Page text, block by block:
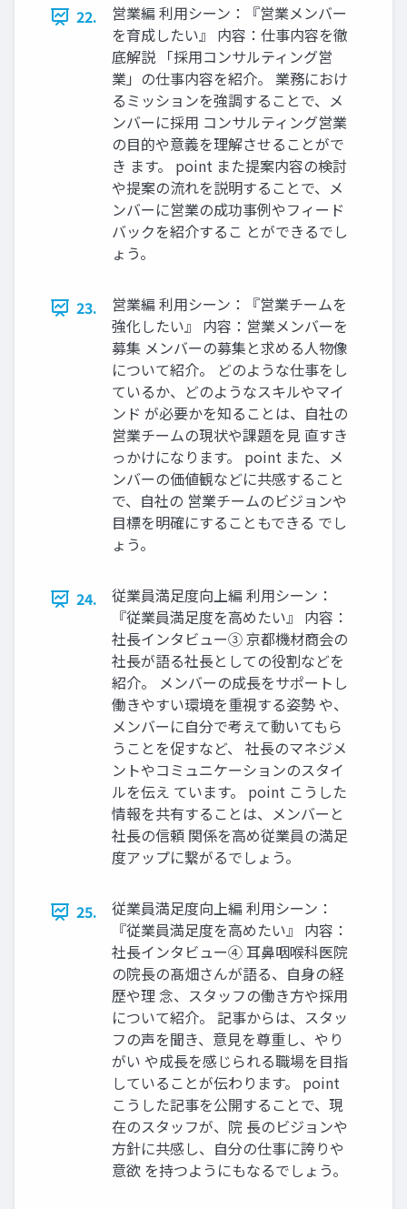
22.
営業編 利⽤シーン：『営業メンバー
を育成したい』 内容：仕事内容を徹
底解説 「採⽤コンサルティング営
業」の仕事内容を紹介。 業務におけ
るミッションを強調することで、メ
ンバーに採⽤ コンサルティング営業
の⽬的や意義を理解させることがで
き ます。 point また提案内容の検討
や提案の流れを説明することで、メ
ンバーに営業の成功事例やフィード
バックを紹介するこ とができるでし
ょう。
23.
営業編 利⽤シーン：『営業チームを
強化したい』 内容：営業メンバーを
募集 メンバーの募集と求める⼈物像
について紹介。 どのような仕事をし
ているか、どのようなスキルやマイ
ンド が必要かを知ることは、⾃社の
営業チームの現状や課題を⾒ 直すき
っかけになります。 point また、メ
ンバーの価値観などに共感すること
で、⾃社の 営業チームのビジョンや
⽬標を明確にすることもできる でし
ょう。
24.
従業員満⾜度向上編 利⽤シーン：
『従業員満⾜度を⾼めたい』 内容：
社⻑インタビュー③ 京都機材商会の
社⻑が語る社⻑としての役割などを
紹介。 メンバーの成⻑をサポートし
働きやすい環境を重視する姿勢 や、
メンバーに⾃分で考えて動いてもら
うことを促すなど、 社⻑のマネジメ
ントやコミュニケーションのスタイ
ルを伝え ています。 point こうした
情報を共有することは、メンバーと
社⻑の信頼 関係を⾼め従業員の満⾜
度アップに繋がるでしょう。
25.
従業員満⾜度向上編 利⽤シーン：
『従業員満⾜度を⾼めたい』 内容：
社⻑インタビュー④ ⽿⿐咽喉科医院
の院⻑の髙畑さんが語る、⾃⾝の経
歴や理 念、スタッフの働き⽅や採⽤
について紹介。 記事からは、スタッ
フの声を聞き、意⾒を尊重し、やり
がい や成⻑を感じられる職場を⽬指
していることが伝わります。 point
こうした記事を公開することで、現
在のスタッフが、院 ⻑のビジョンや
⽅針に共感し、⾃分の仕事に誇りや
意欲 を持つようにもなるでしょう。